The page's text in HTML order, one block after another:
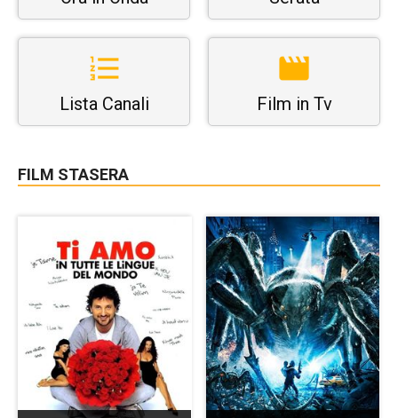
Lista Canali Film in Tv
FILM STASERA